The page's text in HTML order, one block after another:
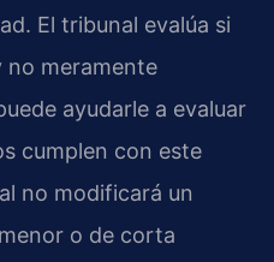
El tribunal evalúa si
no meramente
ayudarle a evaluar
cumplen con este
no modificará un
o de corta